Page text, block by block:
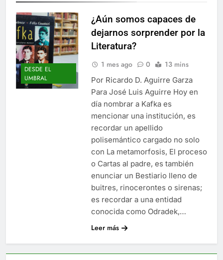
DESDE EL
UMBRAL
¿Aún somos capaces de
dejarnos sorprender por la
Literatura?
1 mes ago 0 13 mins
Por Ricardo D. Aguirre Garza
Para José Luis Aguirre Hoy en
día nombrar a Kafka es
mencionar una institución, es
recordar un apellido
polisemántico cargado no solo
con La metamorfosis, El proceso
o Cartas al padre, es también
enunciar un Bestiario lleno de
buitres, rinocerontes o sirenas;
es recordar a una entidad
conocida como Odradek,…
Leer más